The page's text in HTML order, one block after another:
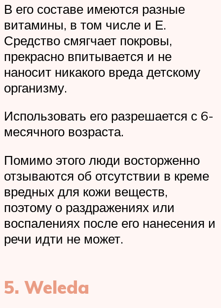
В его составе имеются разные
витамины, в том числе и Е.
Средство смягчает покровы,
прекрасно впитывается и не
наносит никакого вреда детскому
организму.
Использовать его разрешается с 6-
месячного возраста.
Помимо этого люди восторженно
отзываются об отсутствии в креме
вредных для кожи веществ,
поэтому о раздражениях или
воспалениях после его нанесения и
речи идти не может.
5. Weleda